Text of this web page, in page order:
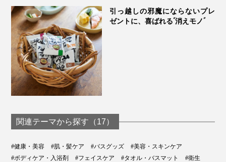
本品は、単品1個で税込3,000円ですが、これほど豊かな
泡と、湯気にのって広がる華やかな香り、しっとりした
洗い心地で、まるで、ホテルスパのような心地よさを、
1日50円ほどで味わえるなら、むしろオトクに感じてい
ます（笑）
引っ越しの邪魔にならないプレ
ゼントに、喜ばれる“消えモノ”
関連テーマから探す（17）
#健康・美容 #肌・髪ケア #バスグッズ
#美容・スキンケア
#ボディケア・入浴剤
#フェイスケア #タオル・バスマット #衛生